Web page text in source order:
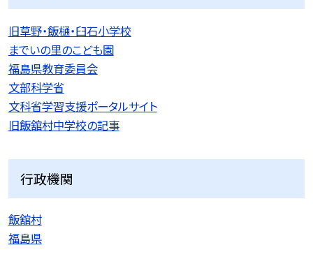
旧草野・飯樋・臼石小学校
までいの里のこども園
福島県教育委員会
文部科学省
文科省学習支援ポータルサイト
旧飯舘村中学校の記事
行政機関
飯舘村
福島県